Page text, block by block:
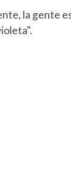
la gente